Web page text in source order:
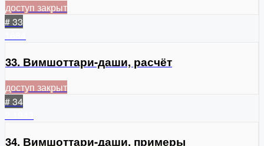
доступ закрыт
# 33
33. Вимшоттари-даши, расчёт
доступ закрыт
# 34
34. Вимшоттари-даши, примеры